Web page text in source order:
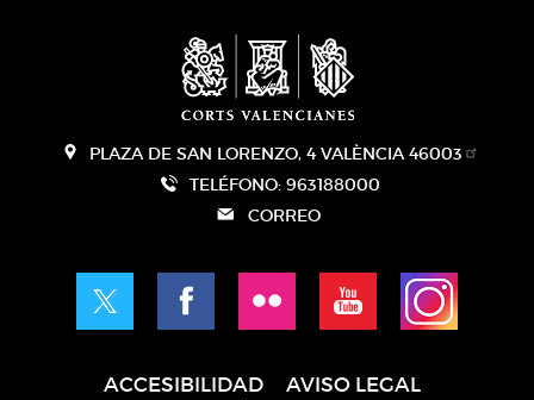
PLAZA DE SAN LORENZO, 4 VALÈNCIA 46003
TELÉFONO: 963188000
CORREO
ACCESIBILIDAD
AVISO LEGAL